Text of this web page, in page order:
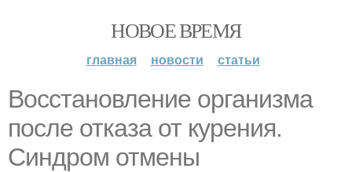
НОВОЕ ВРЕМЯ
главная новости статьи
Восстановление организма
после отказа от курения.
Синдром отмены